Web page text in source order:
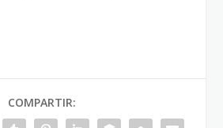
COMPARTIR: